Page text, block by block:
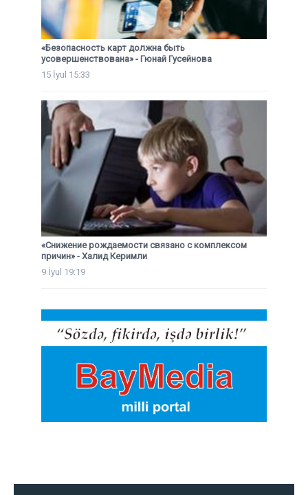
«Безопасность карт должна быть
усовершенствована» - Гюнай Гусейнова
15 İyul 15:33
«Снижение рождаемости связано с комплексом
причин» - Халид Керимли
9 İyul 19:19